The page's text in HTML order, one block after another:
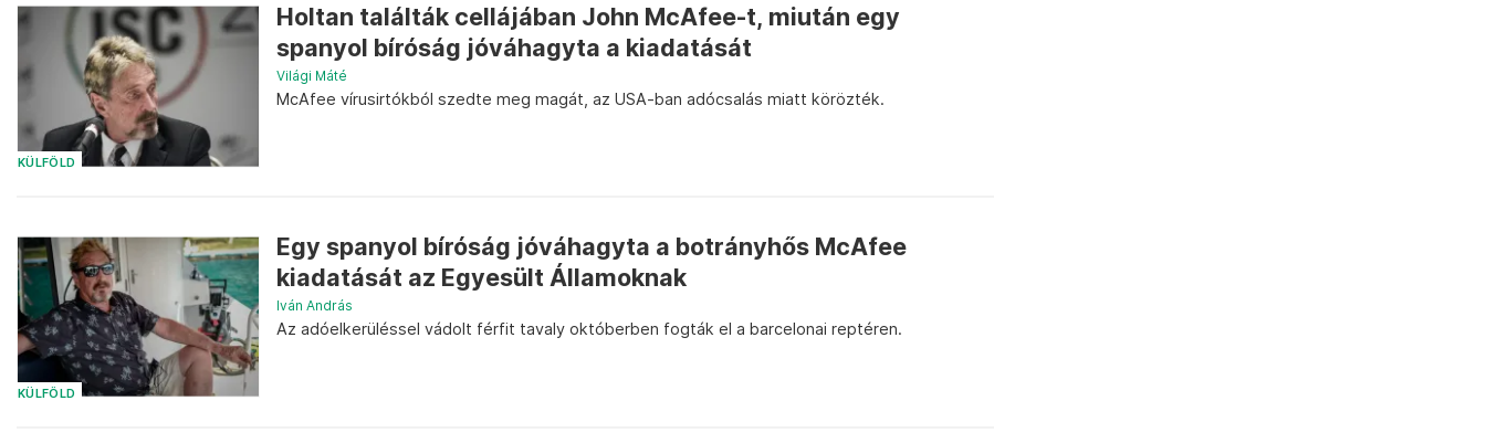
KÜLFÖLD
Holtan találták cellájában John McAfee-t, miután egy
spanyol bíróság jóváhagyta a kiadatását
Világi Máté
McAfee vírusirtókból szedte meg magát, az USA-ban adócsalás miatt körözték.
KÜLFÖLD
Egy spanyol bíróság jóváhagyta a botrányhős McAfee
kiadatását az Egyesült Államoknak
Iván András
Az adóelkerüléssel vádolt férfit tavaly októberben fogták el a barcelonai reptéren.